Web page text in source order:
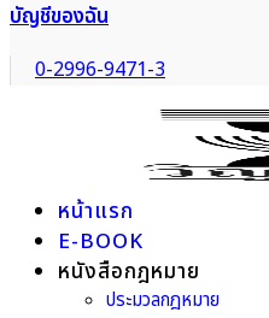
บัญชีของฉัน
0-2996-9471-3
หน้าแรก
E-BOOK
หนังสือกฎหมาย
ประมวลกฎหมาย